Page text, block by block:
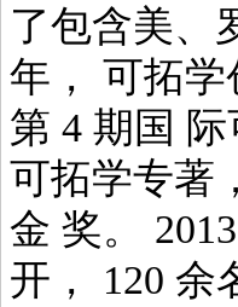
了包含美、
年， 可拓
第 4 期国
可拓学专著
金 奖。
开， 120 余